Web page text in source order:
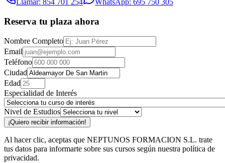
Reserva tu plaza ahora
Nombre Completo
Email
Teléfono
Ciudad
Edad
Especialidad de Interés
Nivel de Estudios
¡Quiero recibir información!
Al hacer clic, aceptas que NEPTUNOS FORMACION S.L. trate
tus datos para informarte sobre sus cursos según nuestra política de
privacidad.